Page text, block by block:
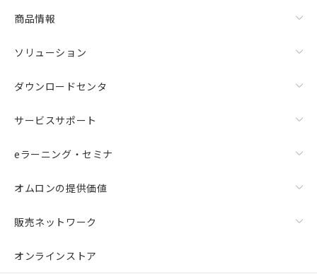
商品情報
ソリューション
ダウンロードセンタ
サービスサポート
eラーニング・セミナ
オムロンの提供価値
販売ネットワーク
オンラインストア